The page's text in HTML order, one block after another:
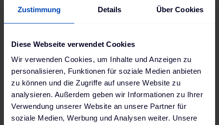
Zustimmung Details Über Cookies
Diese Webseite verwendet Cookies
Wir verwenden Cookies, um Inhalte und Anzeigen zu
personalisieren, Funktionen für soziale Medien anbieten
zu können und die Zugriffe auf unsere Website zu
analysieren. Außerdem geben wir Informationen zu Ihrer
Verwendung unserer Website an unsere Partner für
soziale Medien, Werbung und Analysen weiter. Unsere